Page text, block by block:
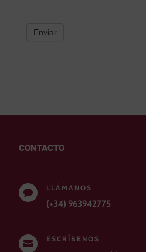
Enviar
CONTACTO

LLÁMANOS
(+34) 963942775

ESCRÍBENOS